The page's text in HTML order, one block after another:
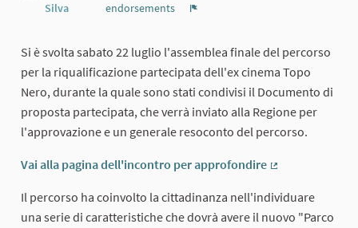
Silva
endorsements
Si è svolta sabato 22 luglio l'assemblea finale del percorso
per la riqualificazione partecipata dell'ex cinema Topo
Nero, durante la quale sono stati condivisi il Documento di
proposta partecipata, che verrà inviato alla Regione per
l'approvazione e un generale resoconto del percorso.
Vai alla pagina dell'incontro per approfondire
Il percorso ha coinvolto la cittadinanza nell'individuare
una serie di caratteristiche che dovrà avere il nuovo "Parco